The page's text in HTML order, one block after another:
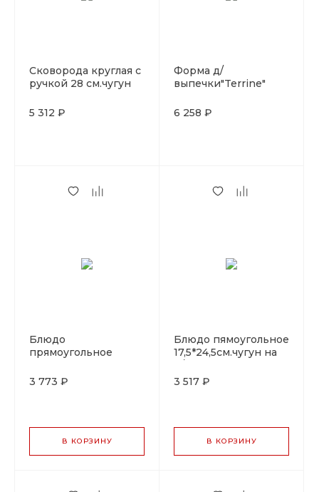
Сковорода круглая с
ручкой 28 см.чугун
5 312 ₽
Форма д/
выпечки"Terrine"
8,5*26,5см.,1,0 л.чугун
6 258 ₽
Блюдо
прямоугольное
д/подставке LAVA
3 773 ₽
В КОРЗИНУ
Блюдо пямоугольное
17,5*24,5см.чугун на
3 517 ₽
В КОРЗИНУ